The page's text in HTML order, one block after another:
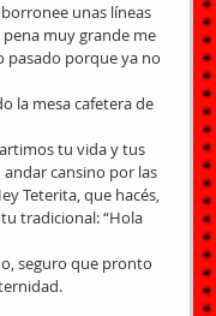
unas líneas
pena muy grande me
pasado porque ya no
la mesa cafetera de
tu vida y tus
cansino por las
Teterita, que hacés,
tradicional: “Hola
seguro que pronto